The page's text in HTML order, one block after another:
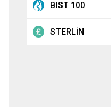
BIST 100
STERLİN